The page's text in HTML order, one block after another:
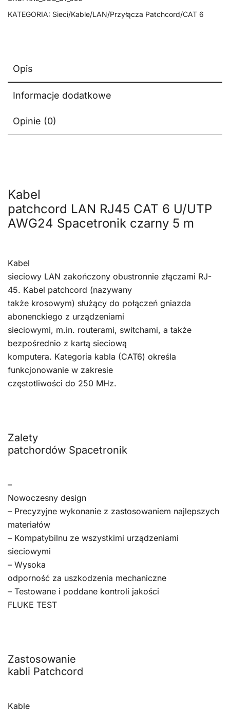
KATEGORIA: Sieci/Kable/LAN/Przyłącza Patchcord/CAT 6
Opis
Informacje dodatkowe
Opinie (0)
Kabel
patchcord LAN RJ45 CAT 6 U/UTP
AWG24 Spacetronik czarny 5 m
Kabel
sieciowy LAN zakończony obustronnie złączami RJ-
45. Kabel patchcord (nazywany
także krosowym) służący do połączeń gniazda
abonenckiego z urządzeniami
sieciowymi, m.in. routerami, switchami, a także
bezpośrednio z kartą sieciową
komputera. Kategoria kabla (CAT6) określa
funkcjonowanie w zakresie
częstotliwości do 250 MHz.
Zalety
patchordów Spacetronik
–
Nowoczesny design
– Precyzyjne wykonanie z zastosowaniem najlepszych
materiałów
– Kompatybilnu ze wszystkimi urządzeniami
sieciowymi
– Wysoka
odporność za uszkodzenia mechaniczne
– Testowane i poddane kontroli jakości
FLUKE TEST
Zastosowanie
kabli Patchcord
Kable